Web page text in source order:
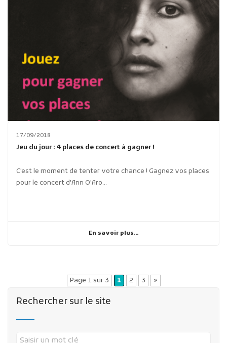
17/09/2018
Jeu du jour : 4 places de concert à gagner !
C’est le moment de tenter votre chance ! Gagnez vos places
pour le concert d'Ann O'Aro...
En savoir plus...
Page 1 sur 3 1 2 3 »
Rechercher sur le site